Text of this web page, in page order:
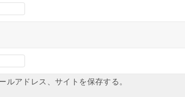
アドレス、サイトを保存する。